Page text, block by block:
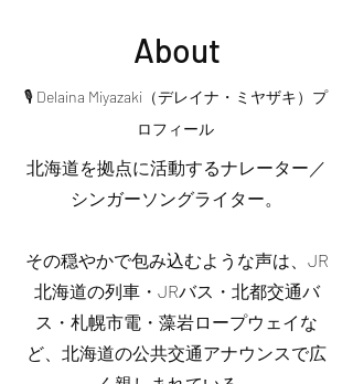
About
🎙️ Delaina Miyazaki（デレイナ・ミヤザキ）プ
ロフィール
北海道を拠点に活動するナレーター／
シンガーソングライター。
その穏やかで包み込むような声は、JR
北海道の列車・JRバス・北都交通バ
ス・札幌市電・藻岩ロープウェイな
ど、北海道の公共交通アナウンスで広